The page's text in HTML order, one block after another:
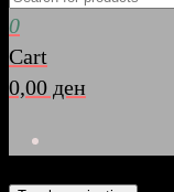
0
Cart
0,00 ден